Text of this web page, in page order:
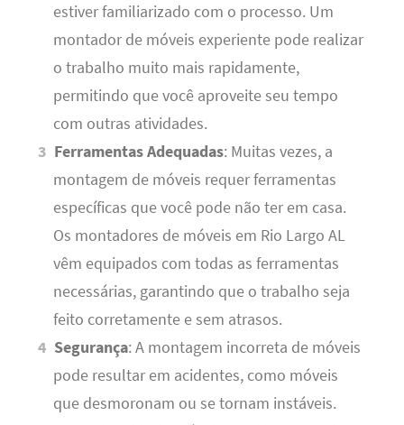
estiver familiarizado com o processo. Um
montador de móveis experiente pode realizar
o trabalho muito mais rapidamente,
permitindo que você aproveite seu tempo
com outras atividades.
Ferramentas Adequadas: Muitas vezes, a
montagem de móveis requer ferramentas
específicas que você pode não ter em casa.
Os montadores de móveis em Rio Largo AL
vêm equipados com todas as ferramentas
necessárias, garantindo que o trabalho seja
feito corretamente e sem atrasos.
Segurança: A montagem incorreta de móveis
pode resultar em acidentes, como móveis
que desmoronam ou se tornam instáveis.